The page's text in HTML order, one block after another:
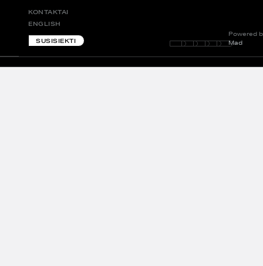
KONTAKTAI
ENGLISH
SUSISIEKTI
Powered
Mad